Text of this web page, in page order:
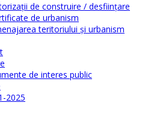
de construire / desființare
de urbanism
teritoriului şi urbanism
de interes public
2025